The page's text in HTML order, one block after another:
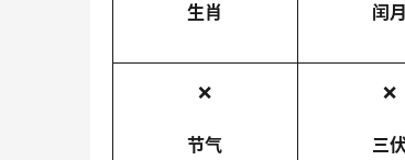
生肖 闰月
❌
节气
❌
三